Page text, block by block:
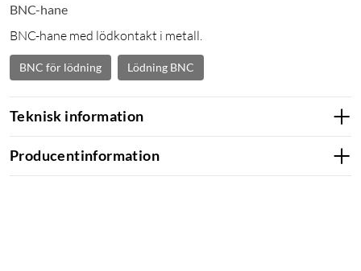
BNC-hane
BNC-hane med lödkontakt i metall.
BNC för lödning Lödning BNC
Teknisk information
Producentinformation